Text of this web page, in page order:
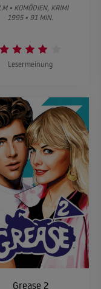
• KOMÖDIEN, KRIMI
1995 • 91 MIN.
Lesermeinung
Grease 2